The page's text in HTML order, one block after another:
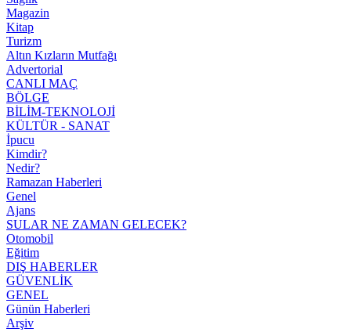
Magazin
Kitap
Turizm
Altın Kızların Mutfağı
Advertorial
CANLI MAÇ
BÖLGE
BİLİM-TEKNOLOJİ
KÜLTÜR - SANAT
İpucu
Kimdir?
Nedir?
Ramazan Haberleri
Genel
Ajans
SULAR NE ZAMAN GELECEK?
Otomobil
Eğitim
DIŞ HABERLER
GÜVENLİK
GENEL
Günün Haberleri
Arşiv